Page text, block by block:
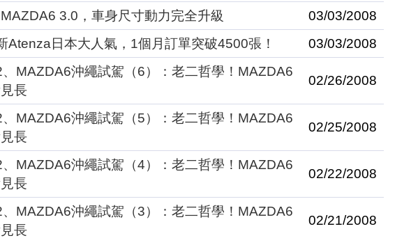
3.0，車身尺寸動力完全升級
03/03/2008
Atenza日本大人氣，1個月訂單突破4500張！
03/03/2008
MAZDA6沖繩試駕（6）：老二哲學！MAZDA6
長
02/26/2008
MAZDA6沖繩試駕（5）：老二哲學！MAZDA6
長
02/25/2008
MAZDA6沖繩試駕（4）：老二哲學！MAZDA6
長
02/22/2008
MAZDA6沖繩試駕（3）：老二哲學！MAZDA6
長
02/21/2008